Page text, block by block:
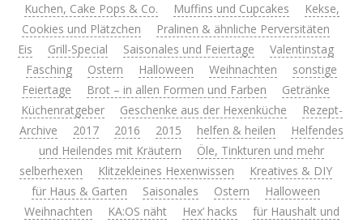
Kuchen, Cake Pops & Co.
Muffins und Cupcakes
Kekse,
Cookies und Plätzchen
Pralinen & ähnliche Perversitäten
Eis
Grill-Special Saisonales und Feiertage
Valentinstag
Fasching
Ostern Halloween Weihnachten
sonstige
Feiertage
Brot – in allen Formen und Farben
Getränke
Küchenratgeber
Geschenke aus der Hexenküche
Rezept-
Archive
2017 2016 2015 helfen & heilen
Helfendes
und Heilendes mit Kräutern
Öle, Tinkturen und mehr
selberhexen
Klitzekleines Hexenwissen
Kreatives & DIY
für Haus & Garten
Saisonales Ostern
Halloween
Weihnachten
KA:OS näht Hex’ hacks
für Haushalt und